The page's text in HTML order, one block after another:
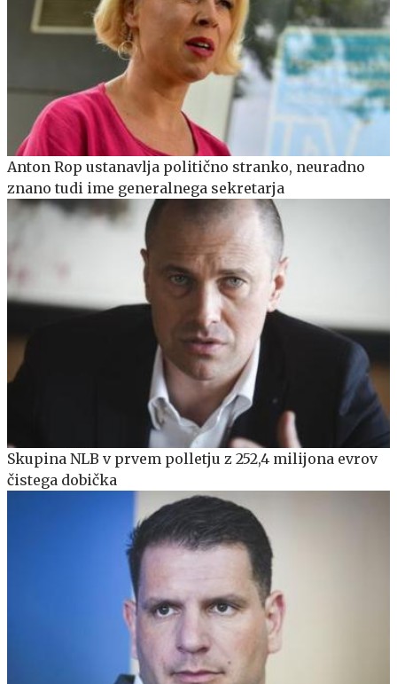
Anton Rop ustanavlja politično stranko, neuradno
znano tudi ime generalnega sekretarja
Skupina NLB v prvem polletju z 252,4 milijona evrov
čistega dobička